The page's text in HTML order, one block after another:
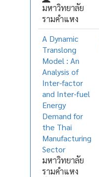
มหาวิทยาลัย
รามคำแหง
A Dynamic
Translong
Model : An
Analysis of
Inter-factor
and Inter-fuel
Energy
Demand for
the Thai
Manufacturing
Sector
มหาวิทยาลัย
รามคำแหง